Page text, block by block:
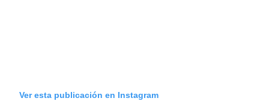
Ver esta publicación en Instagram